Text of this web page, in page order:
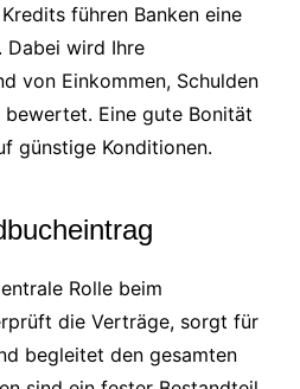
führen Banken eine
wird Ihre
von Einkommen, Schulden
bewertet. Eine gute Bonität
günstige Konditionen.
Rolle beim
die Verträge, sorgt für
begleitet den gesamten